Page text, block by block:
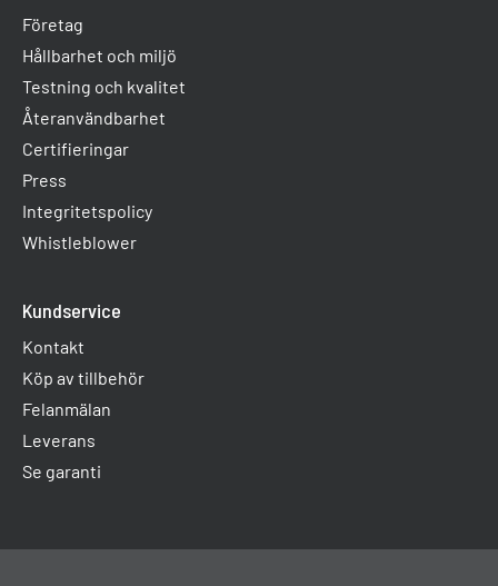
Företag
Hållbarhet och miljö
Testning och kvalitet
Återanvändbarhet
Certifieringar
Press
Integritetspolicy
Whistleblower
Kundservice
Kontakt
Köp av tillbehör
Felanmälan
Leverans
Se garanti